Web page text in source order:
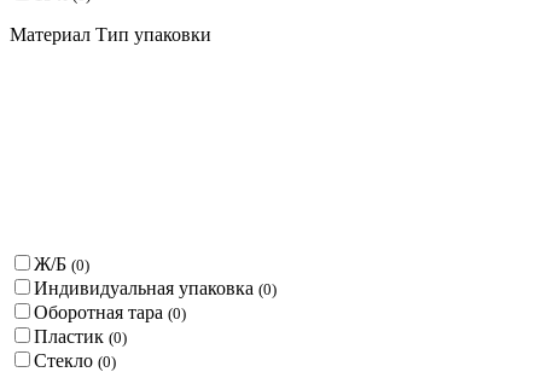
Материал Тип упаковки
Ж/Б (0)
Индивидуальная упаковка (0)
Оборотная тара (0)
Пластик (0)
Стекло (0)